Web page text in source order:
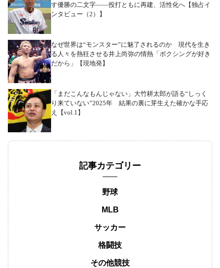
す優勝の二文字――投打ともに再建、活性化へ【独占イ
ンタビュー（2）】
なぜ世界は“モンスター”に魅了されるのか 現代を生き
る人々を熱狂させる井上尚弥の情熱「ボクシングが好き
だから」【現地発】
「まだこんなもんじゃない」大竹耕太郎が語る“しっく
り来ていない”2025年 結果の裏に芽生えた確かな手応
え【vol.1】
記事カテゴリー
野球
MLB
サッカー
格闘技
その他競技